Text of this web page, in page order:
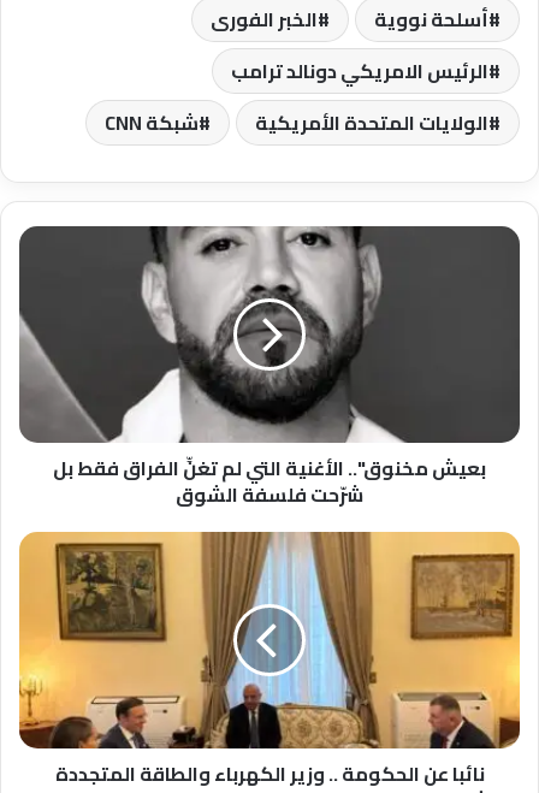
أسلحة نووية
الخبر الفورى
الرئيس الامريكي دونالد ترامب
الولايات المتحدة الأمريكية
شبكة CNN
بعيش
بل
شرّحتبعيش مخنوق".. الأغنية التي لم تغنِّ الفراق فقط بل
شرّحت فلسفة الشوق
نائبا
عن
الحكومة
وزير
والطاقة
المتجددة
يشارك
سفارةنائبا عن الحكومة .. وزير الكهرباء والطاقة المتجددة